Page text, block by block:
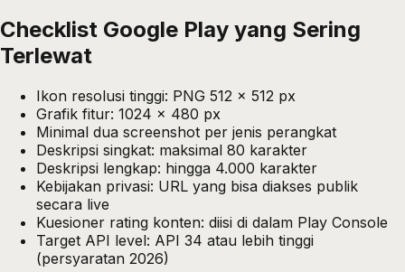
Checklist Google Play yang Sering
Terlewat
Ikon resolusi tinggi: PNG 512 x 512 px
Grafik fitur: 1024 x 480 px
Minimal dua screenshot per jenis perangkat
Deskripsi singkat: maksimal 80 karakter
Deskripsi lengkap: hingga 4.000 karakter
Kebijakan privasi: URL yang bisa diakses publik
secara live
Kuesioner rating konten: diisi di dalam Play Console
Target API level: API 34 atau lebih tinggi
(persyaratan 2026)